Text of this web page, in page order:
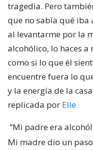
tragedia. Pero
que no sabía qué iba
al levantarme por la
alcohólico, lo haces a
como si lo que él
encuentre fuera lo
y la energía de la
replicada por Elle
“Mi padre era
Mi madre dio un